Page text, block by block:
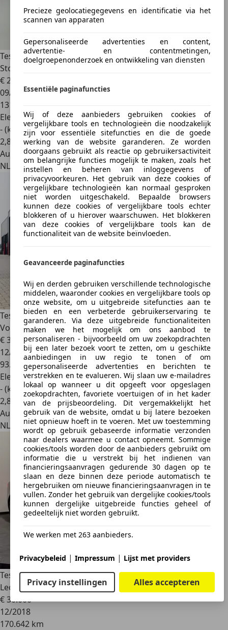
Precieze geolocatiegegevens en identificatie via het
scannen van apparaten
Gepersonaliseerde advertenties en content,
advertentie- en contentmetingen,
doelgroepenonderzoek en ontwikkeling van diensten
Essentiële paginafuncties
Wij of deze aanbieders gebruiken cookies of
vergelijkbare tools en technologieën die noodzakelijk
zijn voor essentiële sitefuncties en die de goede
werking van de website garanderen. Ze worden
doorgaans gebruikt als reactie op gebruikersactiviteit
om belangrijke functies mogelijk te maken, zoals het
instellen en beheren van inloggegevens of
privacyvoorkeuren. Het gebruik van deze cookies of
vergelijkbare technologieën kan normaal gesproken
niet worden uitgeschakeld. Bepaalde browsers
kunnen deze cookies of vergelijkbare tools echter
blokkeren of u hierover waarschuwen. Het blokkeren
van deze cookies of vergelijkbare tools kan de
functionaliteit van de website beïnvloeden.
Geavanceerde paginafuncties
Wij en derden gebruiken verschillende technologische
middelen, waaronder cookies en vergelijkbare tools op
onze website, om u uitgebreide sitefuncties aan te
bieden en een verbeterde gebruikerservaring te
garanderen. Via deze uitgebreide functionaliteiten
maken we het mogelijk om ons aanbod te
personaliseren - bijvoorbeeld om uw zoekopdrachten
bij een later bezoek voort te zetten, om u geschikte
aanbiedingen in uw regio te tonen of om
gepersonaliseerde advertenties en berichten te
verstrekken en te evalueren. Wij slaan uw e-mailadres
lokaal op wanneer u dit opgeeft voor opgeslagen
zoekopdrachten, favoriete voertuigen of in het kader
van de prijsbeoordeling. Dit vergemakkelijkt het
gebruik van de website, omdat u bij latere bezoeken
niet opnieuw hoeft in te voeren. Met uw toestemming
wordt op gebruik gebaseerde informatie verzonden
naar dealers waarmee u contact opneemt. Sommige
cookies/tools worden door de aanbieders gebruikt om
informatie die u verstrekt bij het indienen van
financieringsaanvragen gedurende 30 dagen op te
slaan en deze binnen deze periode automatisch te
hergebruiken om nieuwe financieringsaanvragen in te
vullen. Zonder het gebruik van dergelijke cookies/tools
kunnen dergelijke uitgebreide functies geheel of
gedeeltelijk niet worden gebruikt.
We werken met 263 aanbieders.
Privacybeleid | Impressum | Lijst met providers
Privacy instellingen Alles accepteren
Tesla Model 3Long Range AWD 75 kWh |SOH 88,2%|
Stoelverwarming
€ 20.950
09/2019
131.817 km
Elektrisch
- (kWh/100 km)
2,8
Autobedrijf
NL 8242 BA
Tesla Model S 100D, 418 PK, NL Auto, 21 inch, Autopilot,
Vollede
€ 31.500
12/2018
93.639 km
Elektrisch
- (kWh/100 km)
2,8
Autobedrijf
NL 8253 RD
Tesla Model X100D Performance 7p. | Trekhaak | Luxe
Leder inter
€ 30.000
12/2018
170.642 km